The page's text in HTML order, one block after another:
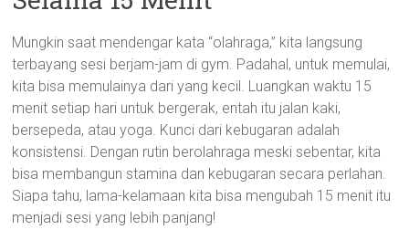
Mungkin saat mendengar kata “olahraga,” kita langsung
terbayang sesi berjam-jam di gym. Padahal, untuk memulai,
kita bisa memulainya dari yang kecil. Luangkan waktu 15
menit setiap hari untuk bergerak, entah itu jalan kaki,
bersepeda, atau yoga. Kunci dari kebugaran adalah
konsistensi. Dengan rutin berolahraga meski sebentar, kita
bisa membangun stamina dan kebugaran secara perlahan.
Siapa tahu, lama-kelamaan kita bisa mengubah 15 menit itu
menjadi sesi yang lebih panjang!